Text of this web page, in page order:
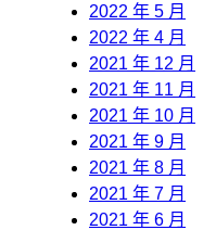
2022 年 5 月
2022 年 4 月
2021 年 12 月
2021 年 11 月
2021 年 10 月
2021 年 9 月
2021 年 8 月
2021 年 7 月
2021 年 6 月